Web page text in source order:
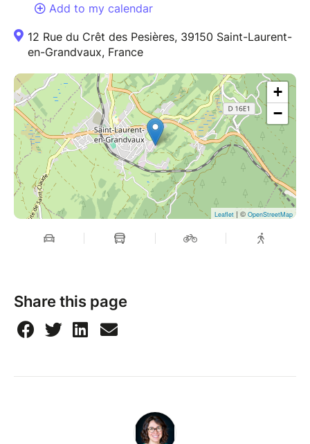
Add to my calendar
12 Rue du Crêt des Pesières, 39150 Saint-Laurent-
en-Grandvaux, France
+
−
Leaflet | © OpenStreetMap
Share this page